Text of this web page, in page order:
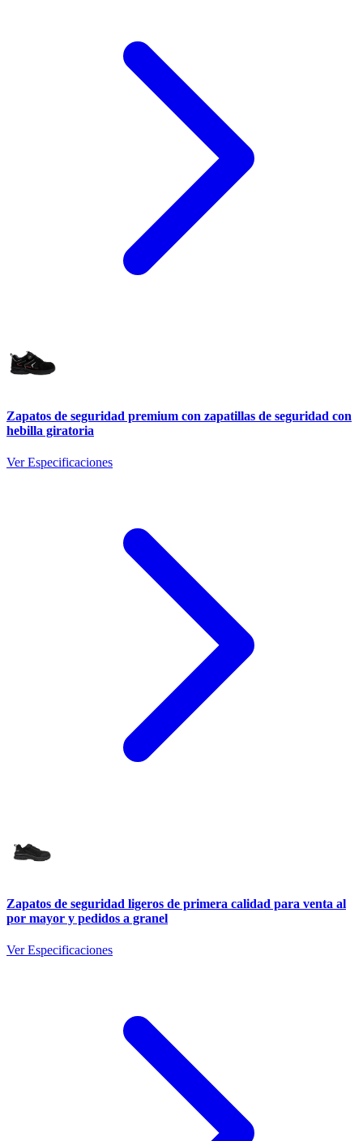
Zapatos de seguridad premium con zapatillas de seguridad con
hebilla giratoria
Ver Especificaciones
Zapatos de seguridad ligeros de primera calidad para venta al
por mayor y pedidos a granel
Ver Especificaciones